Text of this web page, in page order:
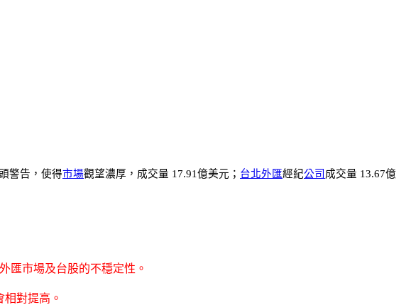
警告，使得市場觀望濃厚，成交量 17.91億美元； 台北外匯經紀公司 成交量 13.67億
匯市場及台股的不穩定性。
對提高。